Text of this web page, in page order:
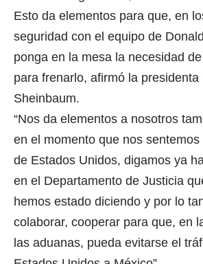
Esto da elementos para que, en
seguridad con el equipo de
ponga en la mesa la necesidad
para frenarlo, afirmó la presidenta
Sheinbaum.
“Nos da elementos a nosotros
en el momento que nos
de Estados Unidos, digamos ya
en el Departamento de Justicia
hemos estado diciendo y por lo
colaborar, cooperar para que, en
las aduanas, pueda evitarse el